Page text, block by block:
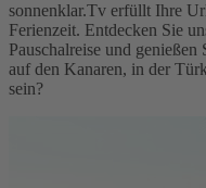
sonnenklar.Tv erfüllt Ihre
Ferienzeit. Entdecken Sie
Pauschalreise und
auf den Kanaren, in der
sein?